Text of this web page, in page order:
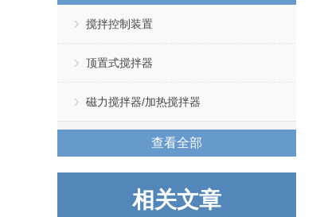
搅拌控制装置
顶置式搅拌器
磁力搅拌器/加热搅拌器
查看全部
相关文章